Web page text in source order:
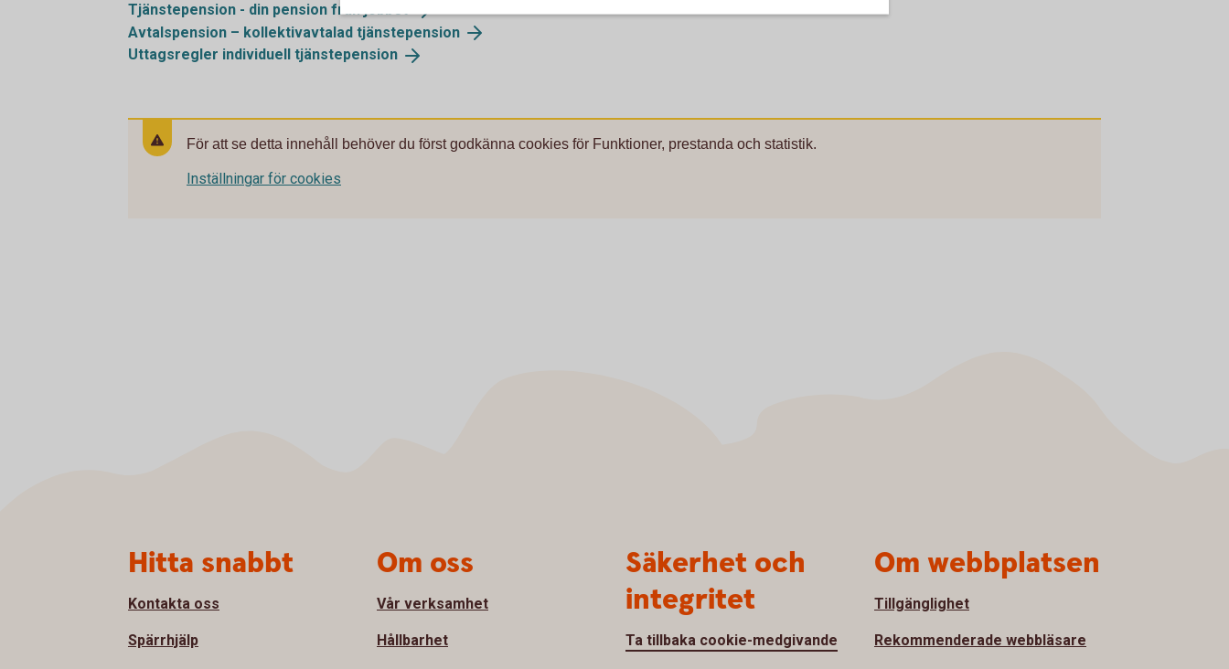
Tjänstepension - din pension från
Avtalspension – kollektivavtalad tjänstepension
Uttagsregler individuell tjänstepension
För att se detta innehåll behöver du först godkänna cookies för Funktioner, prestanda och statistik.
Inställningar för cookies
Hitta snabbt
Kontakta oss
Spärrhjälp
Om oss
Vår verksamhet
Hållbarhet
Säkerhet och
integritet
Ta tillbaka cookie-medgivande
Om webbplatsen
Tillgänglighet
Rekommenderade webbläsare